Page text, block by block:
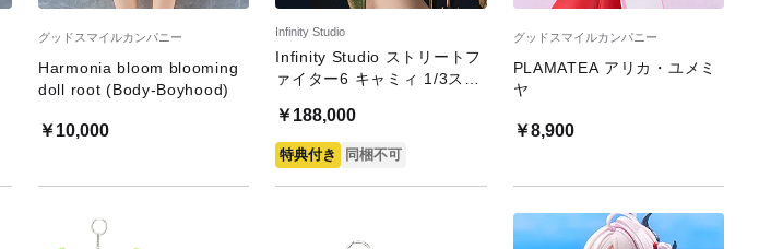
グッドスマイルカンパニー
Harmonia bloom blooming
doll root (Body-Boyhood)
￥10,000
Infinity Studio
Infinity Studio ストリートフ
ァイター6 キャミィ 1/3スケ
ィギュア
￥188,000
特典付き 同梱不可
グッドスマイルカンパニー
PLAMATEA アリカ・ユメミ
ヤ
￥8,900